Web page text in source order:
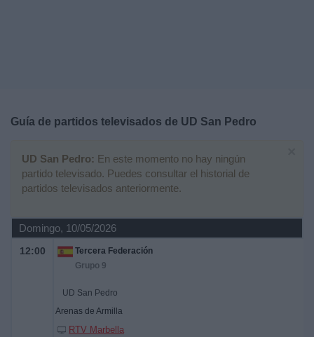
Guía de partidos televisados de UD San Pedro
UD San Pedro: En este momento no hay ningún
partido televisado. Puedes consultar el historial de
partidos televisados anteriormente.
Domingo, 10/05/2026
12:00
Tercera Federación
Grupo 9
UD San Pedro
Arenas de Armilla
RTV Marbella
Noticias
Widget